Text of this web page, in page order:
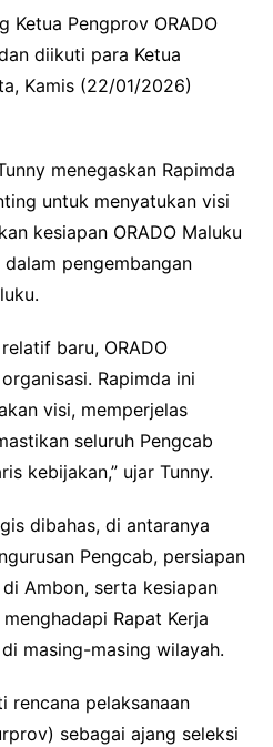
Ketua Pengprov ORADO
diikuti para Ketua
Kamis (22/01/2026)
menegaskan Rapimda
untuk menyatukan visi
kesiapan ORADO Maluku
pengembangan
baru, ORADO
Rapimda ini
visi, memperjelas
seluruh Pengcab
kebijakan,” ujar Tunny.
dibahas, di antaranya
Pengcab, persiapan
Ambon, serta kesiapan
Rapat Kerja
masing-masing wilayah.
rencana pelaksanaan
sebagai ajang seleksi